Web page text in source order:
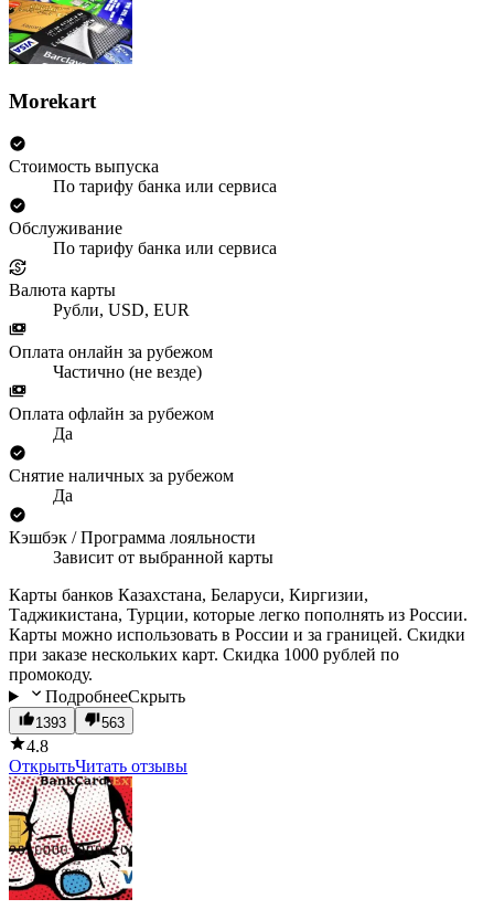
Morekart
Стоимость выпуска
По тарифу банка или сервиса
Обслуживание
По тарифу банка или сервиса
Валюта карты
Рубли, USD, EUR
Оплата онлайн за рубежом
Частично (не везде)
Оплата офлайн за рубежом
Да
Снятие наличных за рубежом
Да
Кэшбэк / Программа лояльности
Зависит от выбранной карты
Карты банков Казахстана, Беларуси, Киргизии,
Таджикистана, Турции, которые легко пополнять из России.
Карты можно использовать в России и за границей. Скидки
при заказе нескольких карт. Скидка 1000 рублей по
промокоду.
ПодробнееСкрыть
1393 563
4.8
ОткрытьЧитать отзывы